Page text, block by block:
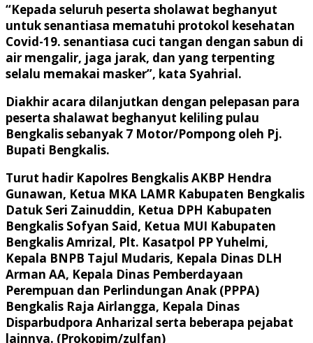
“Kepada seluruh peserta sholawat beghanyut
untuk senantiasa mematuhi protokol kesehatan
Covid-19. senantiasa cuci tangan dengan sabun di
air mengalir, jaga jarak, dan yang terpenting
selalu memakai masker”, kata Syahrial.
Diakhir acara dilanjutkan dengan pelepasan para
peserta shalawat beghanyut keliling pulau
Bengkalis sebanyak 7 Motor/Pompong oleh Pj.
Bupati Bengkalis.
Turut hadir Kapolres Bengkalis AKBP Hendra
Gunawan, Ketua MKA LAMR Kabupaten Bengkalis
Datuk Seri Zainuddin, Ketua DPH Kabupaten
Bengkalis Sofyan Said, Ketua MUI Kabupaten
Bengkalis Amrizal, Plt. Kasatpol PP Yuhelmi,
Kepala BNPB Tajul Mudaris, Kepala Dinas DLH
Arman AA, Kepala Dinas Pemberdayaan
Perempuan dan Perlindungan Anak (PPPA)
Bengkalis Raja Airlangga, Kepala Dinas
Disparbudpora Anharizal serta beberapa pejabat
lainnya. (Prokopim/zulfan)